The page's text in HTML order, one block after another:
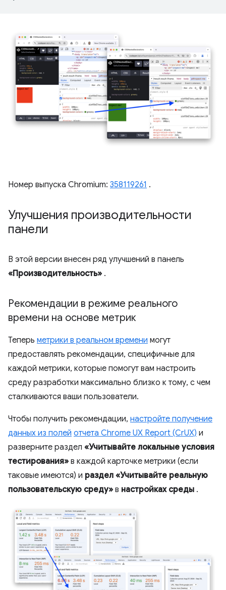
Номер выпуска Chromium: 358119261 .
Улучшения производительности
панели
В этой версии внесен ряд улучшений в панель
«Производительность» .
Рекомендации в режиме реального
времени на основе метрик
Теперь метрики в реальном времени могут
предоставлять рекомендации, специфичные для
каждой метрики, которые помогут вам настроить
среду разработки максимально близко к тому, с чем
сталкиваются ваши пользователи.
Чтобы получить рекомендации, настройте получение
данных из полей отчета Chrome UX Report (CrUX) и
разверните раздел «Учитывайте локальные условия
тестирования» в каждой карточке метрики (если
таковые имеются) и раздел «Учитывайте реальную
пользовательскую среду» в настройках среды .